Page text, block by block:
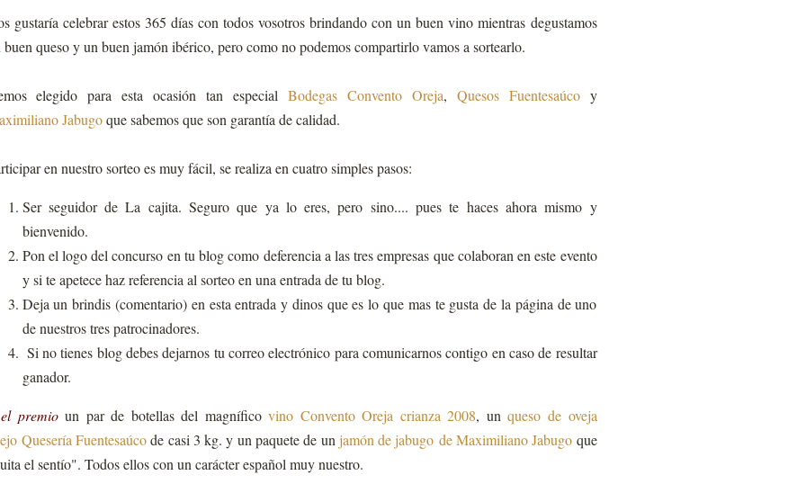
gustaría celebrar estos 365 días con todos vosotros brindando con un buen vino mientras degustamos
buen queso y un buen jamón ibérico, pero como no podemos compartirlo vamos a sortearlo.
elegido para esta ocasión tan especial Bodegas Convento Oreja, Quesos Fuentesaúcoy
Jabugoque sabemos que son garantía de calidad.
en nuestro sorteo es muy fácil, se realiza en cuatro simples pasos:
Ser seguidor de La cajita. Seguro que ya lo eres, pero sino.... pues te haces ahora mismo y
bienvenido.
Pon el logo del concurso en tu blog como deferencia a las tres empresas que colaboran en este evento
y si te apetece haz referencia al sorteo en una entrada de tu blog.
Deja un brindis (comentario) en esta entrada y dinos que es lo que mas te gusta de la página de uno
de nuestros tres patrocinadores.
Si no tienes blog debes dejarnos tu correo electrónico para comunicarnos contigo en caso de resultar
ganador.
premioun par de botellas del magníficovino Convento Oreja crianza 2008, unqueso de oveja
Quesería Fuentesaúcode casi 3 kg. y un paquete de un jamón de jabugo de Maximiliano Jabugo que
el sentío". Todos ellos con un carácter español muy nuestro.